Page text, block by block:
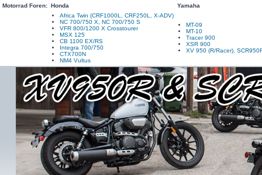
Motorrad Foren: Honda
Yamaha
Africa Twin (CRF1000L, CRF250L, X-ADV)
NC 700/750 X, NC 700/750 S
VFR 800/1200 X Crosstourer
MSX 125
CB 1100 EX/RS
Integra 700/750
CTX700N
NM4 Vultus
MT-09
MT-10
Tracer 900
XSR 900
XV 950 (R/Racer),